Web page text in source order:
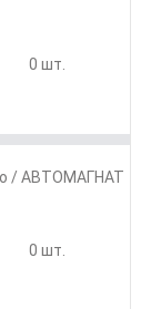
0 шт.
/ АВТОМАГНАТ
0 шт.